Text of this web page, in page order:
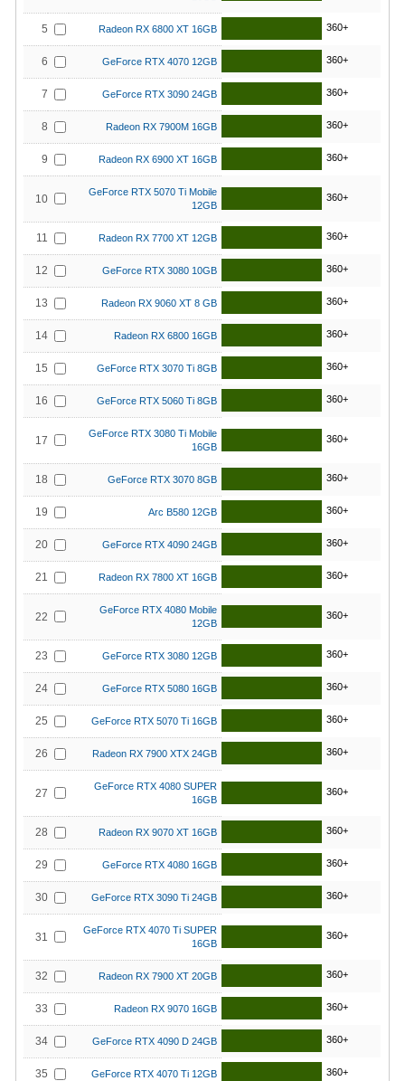
5 Radeon RX 6800 XT 16GB 360+
6 GeForce RTX 4070 12GB 360+
7 GeForce RTX 3090 24GB 360+
8 Radeon RX 7900M 16GB 360+
9 Radeon RX 6900 XT 16GB 360+
10
GeForce RTX 5070 Ti Mobile
12GB
360+
11 Radeon RX 7700 XT 12GB 360+
12 GeForce RTX 3080 10GB 360+
13 Radeon RX 9060 XT 8 GB 360+
14 Radeon RX 6800 16GB 360+
15 GeForce RTX 3070 Ti 8GB 360+
16 GeForce RTX 5060 Ti 8GB 360+
17
GeForce RTX 3080 Ti Mobile
16GB
360+
18 GeForce RTX 3070 8GB 360+
19 Arc B580 12GB 360+
20 GeForce RTX 4090 24GB 360+
21 Radeon RX 7800 XT 16GB 360+
22
GeForce RTX 4080 Mobile
12GB
360+
23 GeForce RTX 3080 12GB 360+
24 GeForce RTX 5080 16GB 360+
25 GeForce RTX 5070 Ti 16GB 360+
26 Radeon RX 7900 XTX 24GB 360+
27
GeForce RTX 4080 SUPER
16GB
360+
28 Radeon RX 9070 XT 16GB 360+
29 GeForce RTX 4080 16GB 360+
30 GeForce RTX 3090 Ti 24GB 360+
31
GeForce RTX 4070 Ti SUPER
16GB
360+
32 Radeon RX 7900 XT 20GB 360+
33 Radeon RX 9070 16GB 360+
34 GeForce RTX 4090 D 24GB 360+
35 GeForce RTX 4070 Ti 12GB 360+